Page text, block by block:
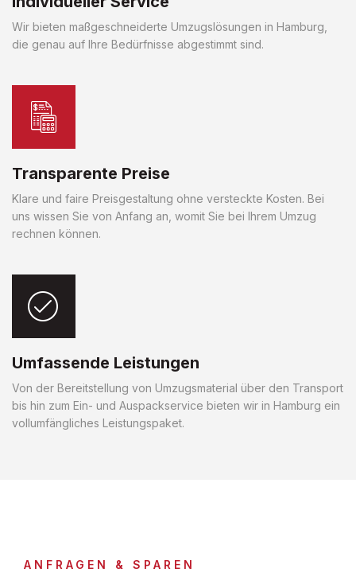
Wir bieten maßgeschneiderte Umzugslösungen in Hamburg,
die genau auf Ihre Bedürfnisse abgestimmt sind.
Transparente Preise
Klare und faire Preisgestaltung ohne versteckte Kosten. Bei
uns wissen Sie von Anfang an, womit Sie bei Ihrem Umzug
rechnen können.
Umfassende Leistungen
Von der Bereitstellung von Umzugsmaterial über den Transport
bis hin zum Ein- und Auspackservice bieten wir in Hamburg ein
vollumfängliches Leistungspaket.
ANFRAGEN & SPAREN